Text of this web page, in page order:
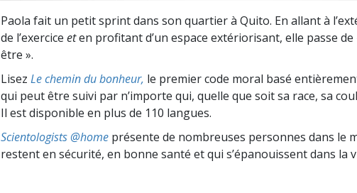
Paola fait un petit sprint dans son quartier à Quito. En allant à
de l’exercice eten profitant d’un espace extériorisant, elle passe de
être ».
Lisez Le chemin du bonheur, le premier code moral basé
qui peut être suivi par n’importe qui, quelle que soit sa race, sa
Il est disponible en plus de 110 langues.
Scientologists @home présente de nombreuses personnes dans le
restent en sécurité, en bonne santé et qui s’épanouissent dans la